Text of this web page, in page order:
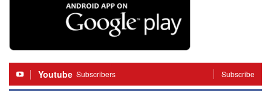
Youtube Subscribers Subscribe